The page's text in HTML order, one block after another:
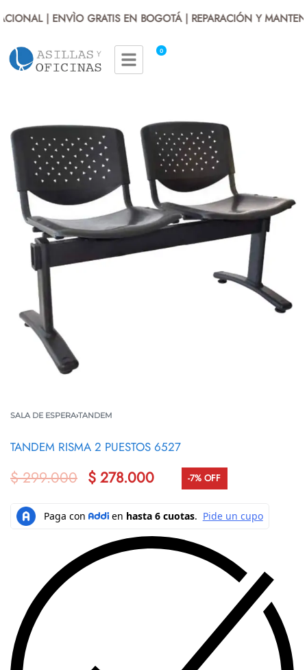
| ENVÌO GRATIS EN BOGOTÁ | REPARACIÓN Y
0
SALA DE ESPERA›TANDEM
TANDEM RISMA 2 PUESTOS 6527
$299.000 $ 278.000 -7% OFF